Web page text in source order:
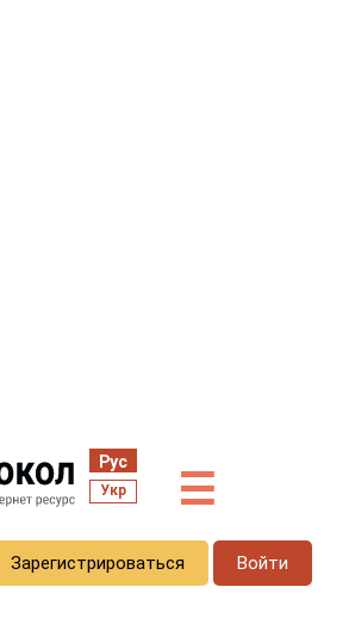
Рус
Укр ☰
Зарегистрироваться Войти